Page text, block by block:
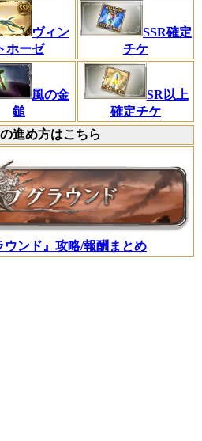
ヴィン
トホーゼ
SSR確定
チケ
風の金
鎚
SR以上
確定チケ
進め方はこちら
ンド』攻略/報酬まとめ